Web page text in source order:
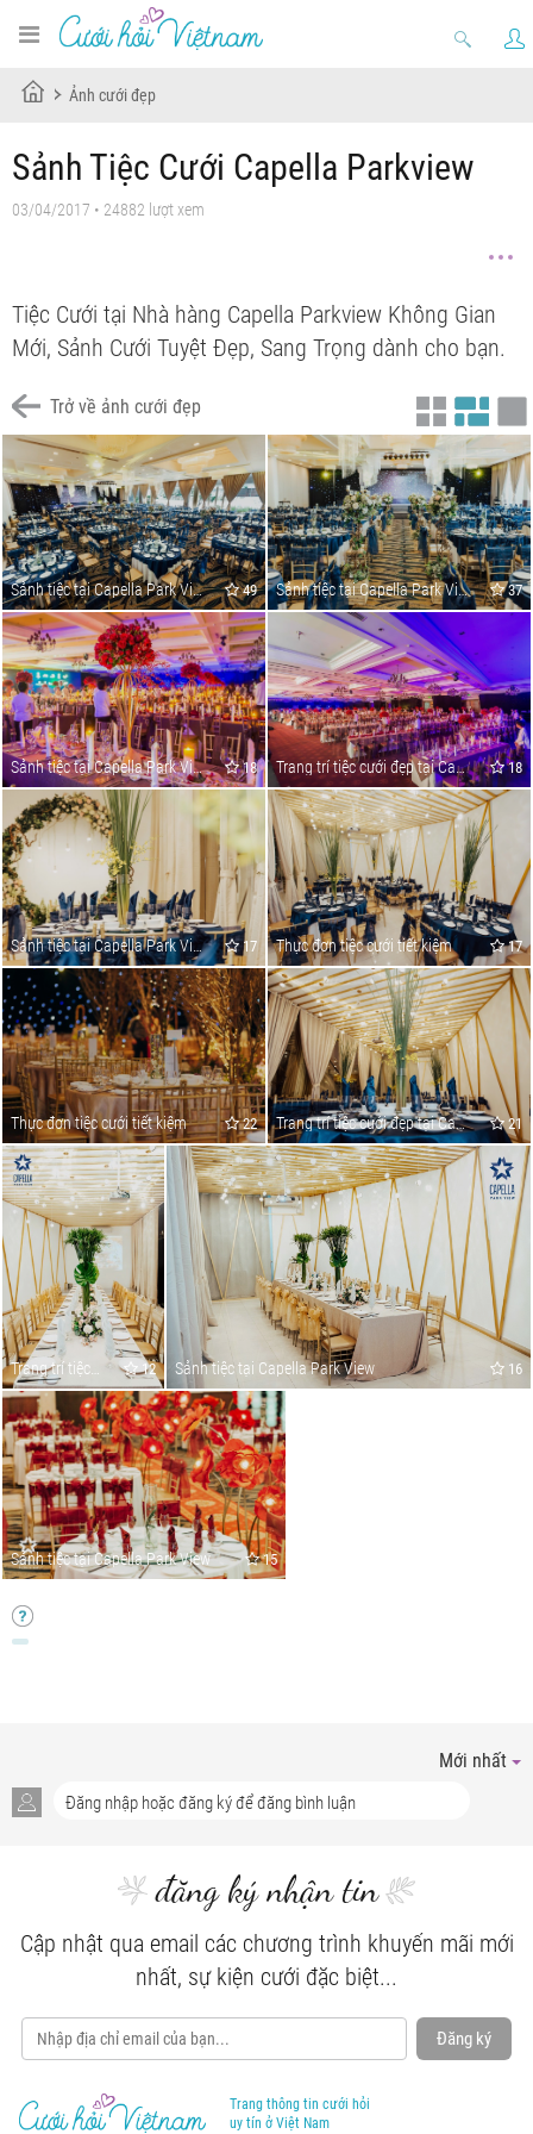
Ảnh cưới đẹp
Sảnh Tiệc Cưới Capella Parkview
03/04/2017 • 24882 lượt xem
Tiệc Cưới tại Nhà hàng Capella Parkview Không Gian
Mới, Sảnh Cưới Tuyệt Đẹp, Sang Trọng dành cho bạn.
Trở về ảnh cưới đẹp
Sảnh tiệc tại Capella Park View 49 Sảnh tiệc tại Capella Park View 37
Sảnh tiệc tại Capella Park View 18 Trang trí tiệc cưới đẹp tại Capella Parkview 18
Sảnh tiệc tại Capella Park View 17 Thực đơn tiệc cưới tiết kiệm 17
Thực đơn tiệc cưới tiết kiệm 22 Trang trí tiệc cưới đẹp tại Capella Parkview 21
12 Sảnh tiệc tại Capella Park View 16
Sảnh tiệc tại Capella Park View 15
Mới nhất
đăng ký nhận tin
Cập nhật qua email các chương trình khuyến mãi mới
nhất, sự kiện cưới đặc biệt...
Đăng ký
Trang thông tin cưới hỏi
uy tín ở Việt Nam